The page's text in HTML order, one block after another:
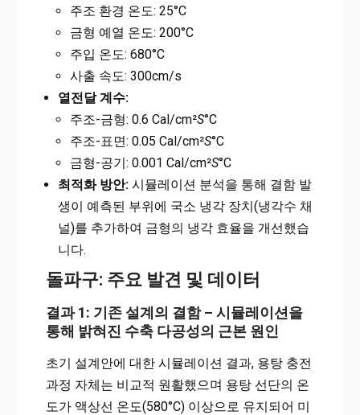
주조 환경 온도: 25°C
금형 예열 온도: 200°C
주입 온도: 680°C
사출 속도: 300cm/s
열전달 계수:
주조-금형: 0.6 Cal/cm²S°C
주조-표면: 0.05 Cal/cm²S°C
금형-공기: 0.001 Cal/cm²S°C
최적화 방안:시뮬레이션 분석을 통해 결함 발
생이 예측된 부위에 국소 냉각 장치(냉각수 채
널)를 추가하여 금형의 냉각 효율을 개선했습
니다.
돌파구: 주요 발견 및 데이터
결과 1: 기존 설계의 결함 – 시뮬레이션을
통해 밝혀진 수축 다공성의 근본 원인
초기 설계안에 대한 시뮬레이션 결과, 용탕 충전
과정 자체는 비교적 원활했으며 용탕 선단의 온
도가 액상선 온도(580°C) 이상으로 유지되어 미